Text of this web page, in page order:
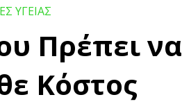
ΥΓΕΙΑΣ
Πρέπει να
Κόστος